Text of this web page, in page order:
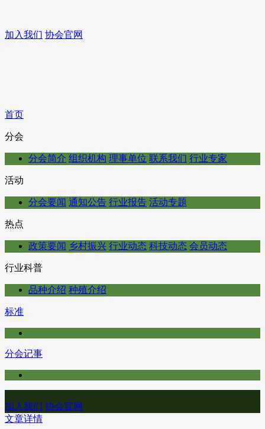
加入我们 协会官网
首页
分会
分会简介 组织机构 理事单位 联系我们 行业专家
活动
分会要闻 通知公告 行业报告 活动专题
热点
政策要闻 乡村振兴 行业动态 科技动态 会员动态
行业科普
品种介绍 种殖介绍
标准
分会记事
加入我们 协会官网
文章详情